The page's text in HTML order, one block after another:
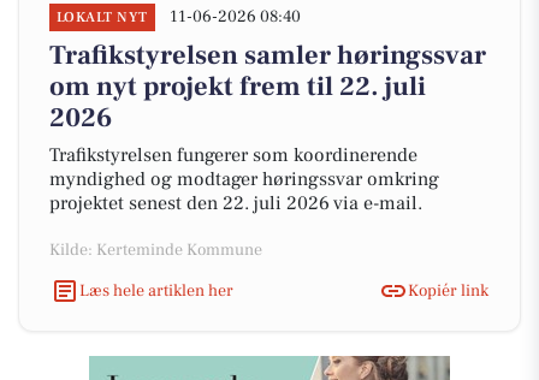
LOKALT NYT 11-06-2026 08:40
Trafikstyrelsen samler høringssvar
om nyt projekt frem til 22. juli
2026
Trafikstyrelsen fungerer som koordinerende
myndighed og modtager høringssvar omkring
projektet senest den 22. juli 2026 via e-mail.
Kilde: Kerteminde Kommune
Læs hele artiklen her
Kopiér link